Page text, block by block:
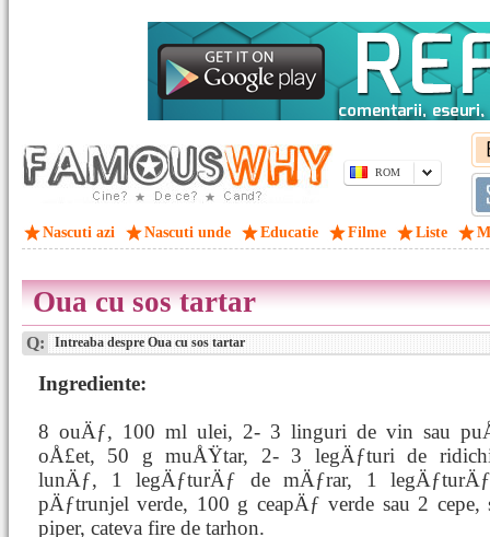
ROM
Nascuti azi Nascuti unde Educatie Filme Liste
Oua cu sos tartar
Q: Intreaba despre Oua cu sos tartar
Ingrediente:
8 ouÄƒ, 100 ml ulei, 2- 3 linguri de vin sau
oÅ£et, 50 g muÅŸtar, 2- 3 legÄƒturi de
lunÄƒ, 1 legÄƒturÄƒ de mÄƒrar, 1
pÄƒtrunjel verde, 100 g ceapÄƒ verde sau 2 cepe,
piper, cateva fire de tarhon.